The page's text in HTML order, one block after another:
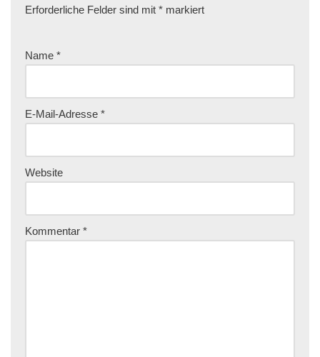
Erforderliche Felder sind mit * markiert
Name *
E-Mail-Adresse *
Website
Kommentar *